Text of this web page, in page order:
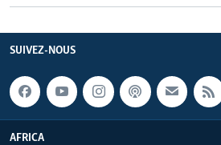
SUIVEZ-NOUS
AFRICA